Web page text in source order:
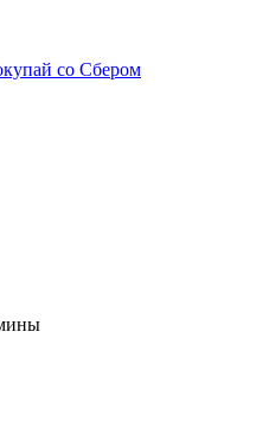
со Сбером